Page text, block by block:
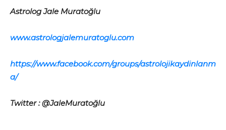
Astrolog Jale Muratoğlu
www.astrologjalemuratoglu.com
https://www.facebook.com/groups/astrolojikaydinlanm
a/
Twitter : @JaleMuratoğlu